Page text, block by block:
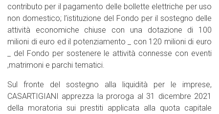
contributo per il pagamento delle bollette elettriche per uso
non domestico; l’istituzione del Fondo per il sostegno delle
attività economiche chiuse con una dotazione di 100
milioni di euro ed il potenziamento _ con 120 milioni di euro
_ del Fondo per sostenere le attività connesse con eventi
,matrimoni e parchi tematici.
Sul fronte del sostegno alla liquidità per le imprese,
CASARTIGIANI apprezza la proroga al 31 dicembre 2021
della moratoria sui prestiti applicata alla quota capitale